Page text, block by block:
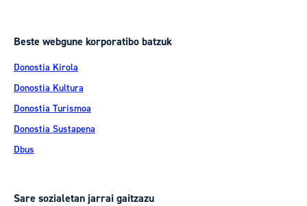
Beste webgune korporatibo batzuk
Donostia Kirola
Donostia Kultura
Donostia Turismoa
Donostia Sustapena
Dbus
Sare sozialetan jarrai gaitzazu